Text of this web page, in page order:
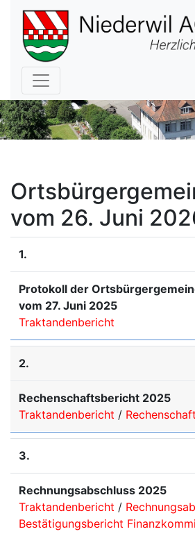
Hauptnavigation
vom 26. Juni
1.
Protokoll der
vom 27. Juni 2025
Traktandenbericht
2.
Rechenschaftsbericht 2025
Traktandenbericht /
3.
Rechnungsabschluss 2025
Traktandenbericht /
Bestätigungsbericht